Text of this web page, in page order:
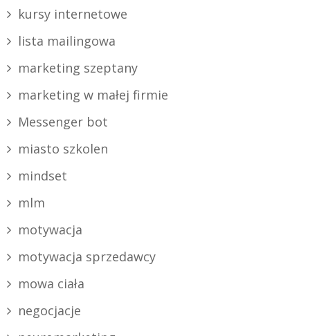
kursy internetowe
lista mailingowa
marketing szeptany
marketing w małej firmie
Messenger bot
miasto szkolen
mindset
mlm
motywacja
motywacja sprzedawcy
mowa ciała
negocjacje